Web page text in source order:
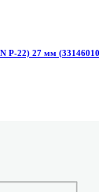
P-22) 27 мм